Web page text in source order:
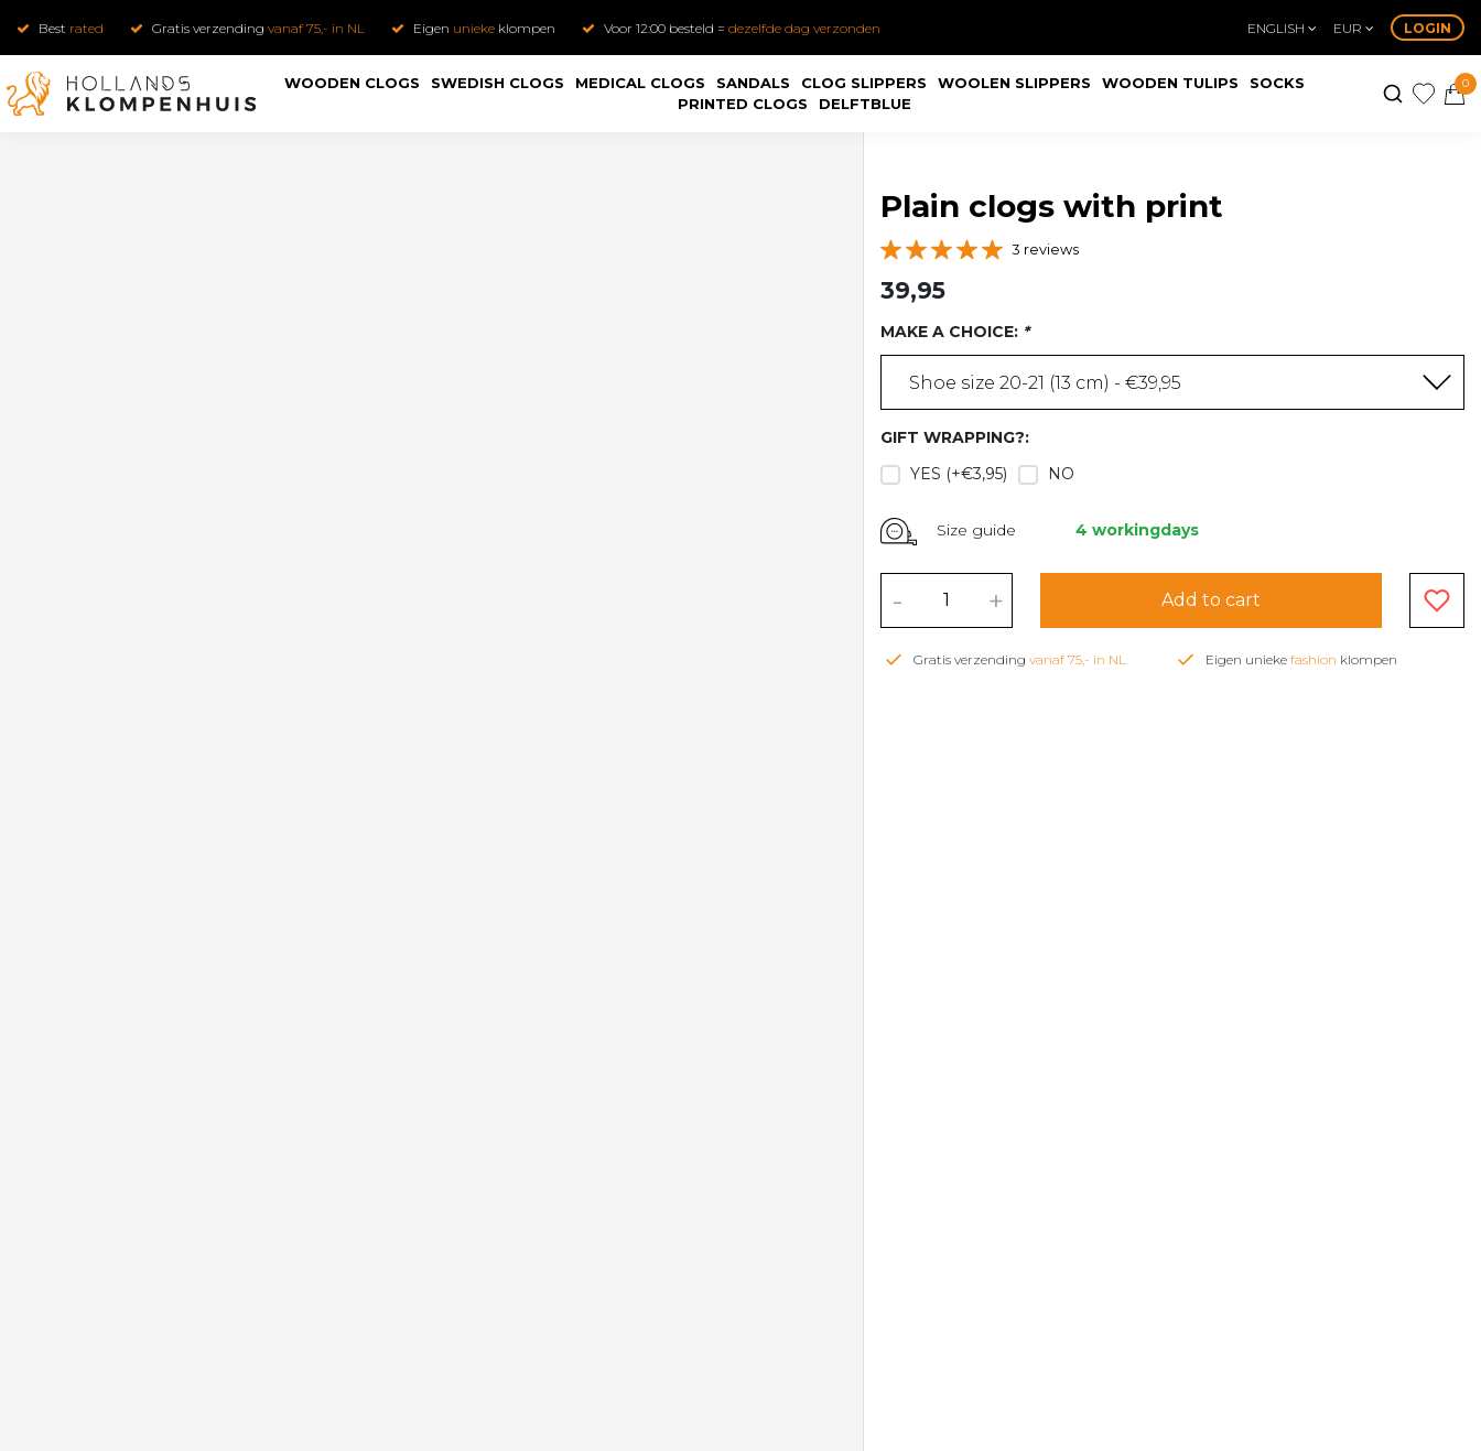
Best rated Gratis verzending vanaf 75,- in NL Eigen unieke klompen Voor 12:00 besteld = dezelfde dag verzonden ENGLISH EUR LOGIN
WOODEN CLOGS SWEDISH CLOGS MEDICAL CLOGS SANDALS CLOG SLIPPERS WOOLEN SLIPPERS WOODEN TULIPS
SOCKS
PRINTED CLOGS
DELFTBLUE
0
Plain clogs with print
3 reviews
39,95
MAKE A CHOICE: *
Shoe size 20-21 (13 cm) - €39,95
GIFT WRAPPING?:
YES (+€3,95)
NO
Size guide 4 workingdays
- + Add to cart
Gratis verzending vanaf 75,- in NL Eigen unieke fashion klompen